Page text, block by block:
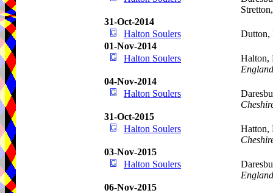
31-Oct-2014
Halton Soulers
Dutton,
01-Nov-2014
Halton Soulers
Halton,
England
04-Nov-2014
Halton Soulers
31-Oct-2015
Halton Soulers
Hatton,
03-Nov-2015
Halton Soulers
England
06-Nov-2015